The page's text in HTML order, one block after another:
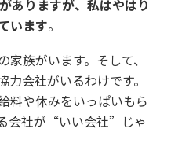
ありますが、私はやはり
います。
族がいます。そして、
会社がいるわけです。
料や休みをいっぱいもら
会社が“いい会社”じゃ